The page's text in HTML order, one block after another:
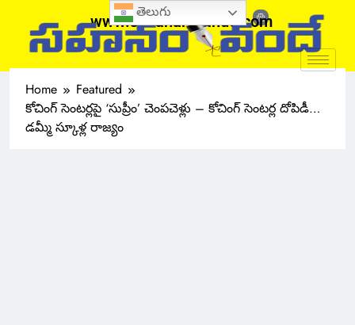
www.sahanamvande.com
Home
Featured
కోచింగ్ సెంటర్లపై ‘సుప్రీం’ చెంపచెళ్లు – కోచింగ్ సెంటర్ల దోపిడీ…
డమ్మీ స్కూళ్ల రాజ్యం
తెలుగు